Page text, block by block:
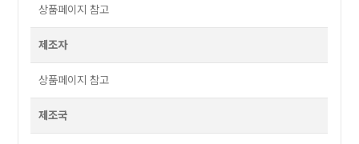
상품페이지 참고
제조자
상품페이지 참고
제조국